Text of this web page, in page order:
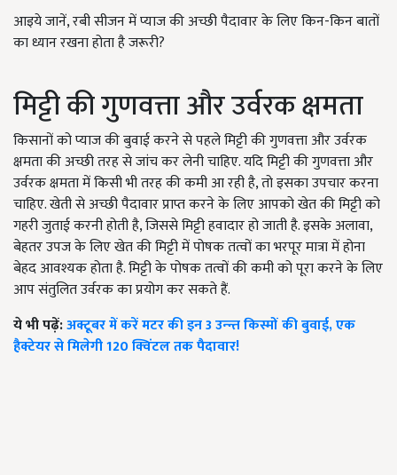
आइये जानें, रबी सीजन में प्याज की अच्छी पैदावार के लिए किन-किन बातों
का ध्यान रखना होता है जरूरी?
मिट्टी की गुणवत्ता और उर्वरक क्षमता
किसानों को प्याज की बुवाई करने से पहले मिट्टी की गुणवत्ता और उर्वरक
क्षमता की अच्छी तरह से जांच कर लेनी चाहिए. यदि मिट्टी की गुणवत्ता और
उर्वरक क्षमता में किसी भी तरह की कमी आ रही है, तो इसका उपचार करना
चाहिए. खेती से अच्छी पैदावार प्राप्त करने के लिए आपको खेत की मिट्टी को
गहरी जुताई करनी होती है, जिससे मिट्टी हवादार हो जाती है. इसके अलावा,
बेहतर उपज के लिए खेत की मिट्टी में पोषक तत्वों का भरपूर मात्रा में होना
बेहद आवश्यक होता है. मिट्टी के पोषक तत्वों की कमी को पूरा करने के लिए
आप संतुलित उर्वरक का प्रयोग कर सकते हैं.
ये भी पढ़ें:अक्टूबर में करें मटर की इन 3 उन्न्त किस्मों की बुवाई, एक
हैक्टेयर से मिलेगी 120 क्विंटल तक पैदावार!